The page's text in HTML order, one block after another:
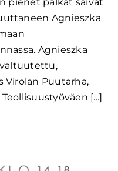
Agnieszka
Agnieszka
Virolan Puutarha,
[...]